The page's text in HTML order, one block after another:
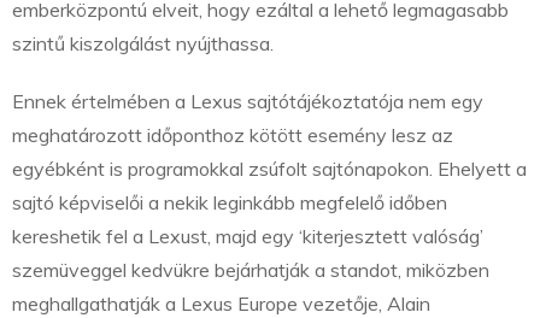
emberközpontú elveit, hogy ezáltal a lehető legmagasabb
szintű kiszolgálást nyújthassa.
Ennek értelmében a Lexus sajtótájékoztatója nem egy
meghatározott időponthoz kötött esemény lesz az
egyébként is programokkal zsúfolt sajtónapokon. Ehelyett a
sajtó képviselői a nekik leginkább megfelelő időben
kereshetik fel a Lexust, majd egy ‘kiterjesztett valóság’
szemüveggel kedvükre bejárhatják a standot, miközben
meghallgathatják a Lexus Europe vezetője, Alain